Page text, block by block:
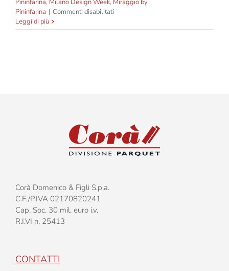
Pininfarina, Milano Design Week, Miraggio by
Pininfarina | Commenti disabilitati
a
Leggi di più
Corà Domenico & Figli S.p.a.
C.F./P.IVA 02170820241
Cap. Soc. 30 mil. euro i.v.
R.I.VI n. 25413
CONTATTI